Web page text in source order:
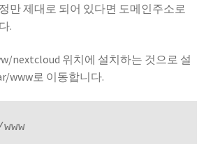
만 제대로 되어 있다면 도메인주소로
.
nextcloud 위치에 설치하는 것으로 설
www로 이동합니다.